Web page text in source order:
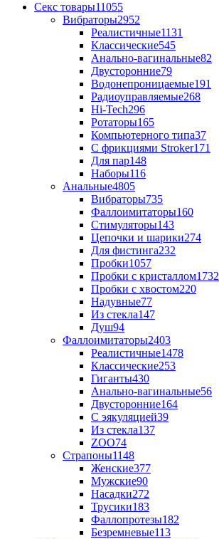
Секс товары11055
Вибраторы2952
Реалистичные1131
Классические545
Анально-вагинальные82
Двусторонние79
Водонепроницаемые191
Радиоуправляемые268
Hi-Tech296
Ротаторы165
Компьютерного типа37
С фрикциями Stroker171
Для пар148
Наборы116
Анальные4805
Вибраторы735
Фаллоимитаторы160
Стимуляторы143
Цепочки и шарики274
Для фистинга232
Пробки1057
Пробки с кристаллом1732
Пробки с хвостом220
Надувные77
Из стекла147
Душ94
Фаллоимитаторы2403
Реалистичные1478
Классические253
Гиганты430
Анально-вагинальные56
Двусторонние164
С эякуляцией39
Из стекла137
ZOO74
Страпоны1148
Женские377
Мужские90
Насадки272
Трусики183
Фаллопротезы182
Безремневые113